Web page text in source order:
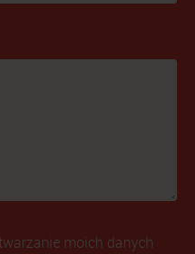
moich danych